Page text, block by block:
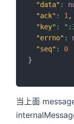
"data" :
"ack" : 1,
"key" :
"errno" :
"seq" :
0
}
当上面